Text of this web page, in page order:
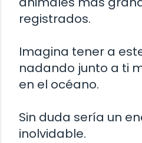
registrados.
Imagina tener a
nadando junto a ti
en el océano.
Sin duda sería un
inolvidable.